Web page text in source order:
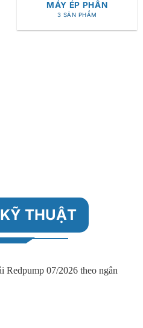
MÁY ÉP PHÂN
3 SẢN PHẨM
KỸ THUẬT